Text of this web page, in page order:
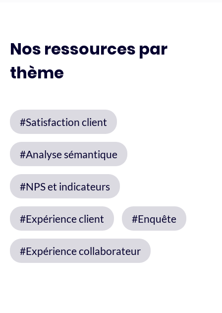
Nos ressources par
thème
#Satisfaction client
#Analyse sémantique
#NPS et indicateurs
#Expérience client #Enquête
#Expérience collaborateur